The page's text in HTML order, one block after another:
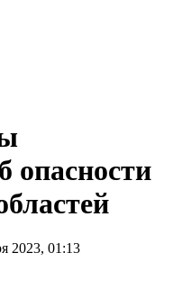
опасности
2023, 01:13